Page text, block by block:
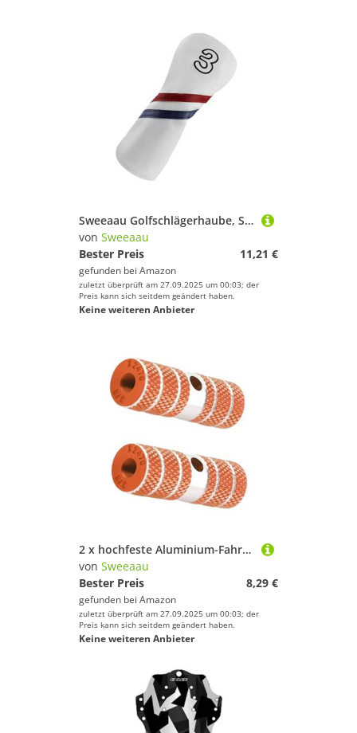
Sweeaau Golfschlägerhaube, Schlägerhaube, Putterschutz, Kopfschutz für Fahrer, Golfschläger
von Sweeaau
Bester Preis
11,21 €
gefunden bei Amazon
zuletzt überprüft am 27.09.2025 um 00:03; der
Preis kann sich seitdem geändert haben.
Keine weiteren Anbieter
2 x hochfeste Aluminium-Fahrradständer, korrosionsbeständige Pedale, Fahrradzubehör, korrosionsbeständige Fahrräder
von Sweeaau
Bester Preis
8,29 €
gefunden bei Amazon
zuletzt überprüft am 27.09.2025 um 00:03; der
Preis kann sich seitdem geändert haben.
Keine weiteren Anbieter